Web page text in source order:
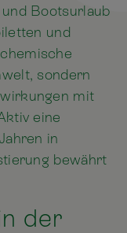
Bootsurlaub
und
sondern
mit
eine
in
bewährt
der